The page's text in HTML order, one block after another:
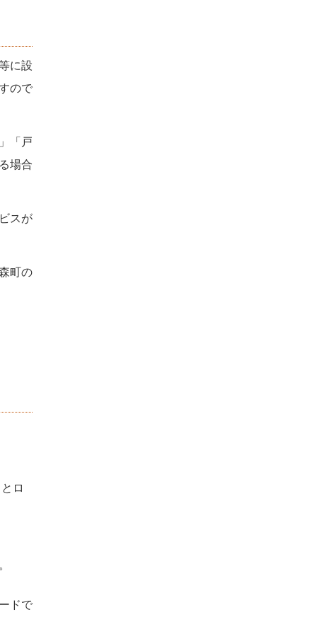
に設
ので
「戸
場合
スが
町の
ロ
ドで